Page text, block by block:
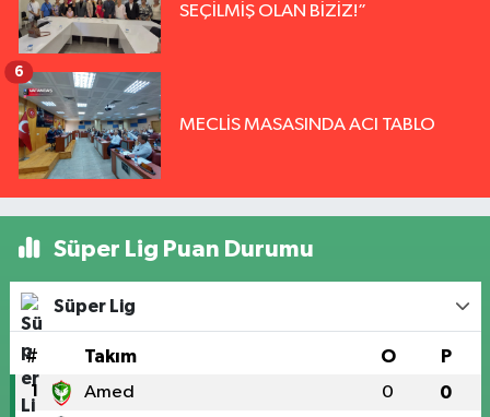
SEÇİLMİŞ OLAN BİZİZ!”
MECLİS MASASINDA ACI TABLO
6
Süper Lig Puan Durumu
Süper Lig
# Takım O P
1 Amed 0 0